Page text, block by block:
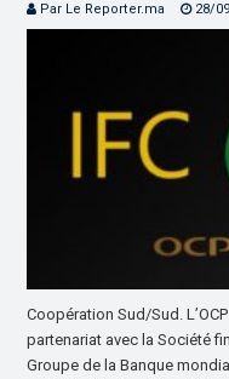
Par Le Reporter.ma 28/
Coopération Sud/Sud.
partenariat avec la Société
Groupe de la Banque